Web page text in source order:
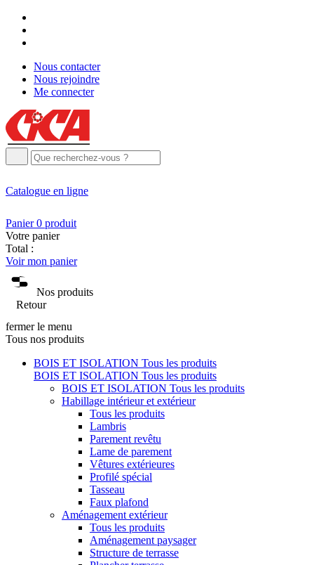
Nous contacter
Nous rejoindre
Me connecter
Catalogue en ligne
Panier 0 produit
Votre panier
Total :
Voir mon panier
Nos produits
Retour
fermer le menu
Tous nos produits
BOIS ET ISOLATION Tous les produits
BOIS ET ISOLATION Tous les produits
BOIS ET ISOLATION Tous les produits
Habillage intérieur et extérieur
Tous les produits
Lambris
Parement revêtu
Lame de parement
Vêtures extérieures
Profilé spécial
Tasseau
Faux plafond
Aménagement extérieur
Tous les produits
Aménagement paysager
Structure de terrasse